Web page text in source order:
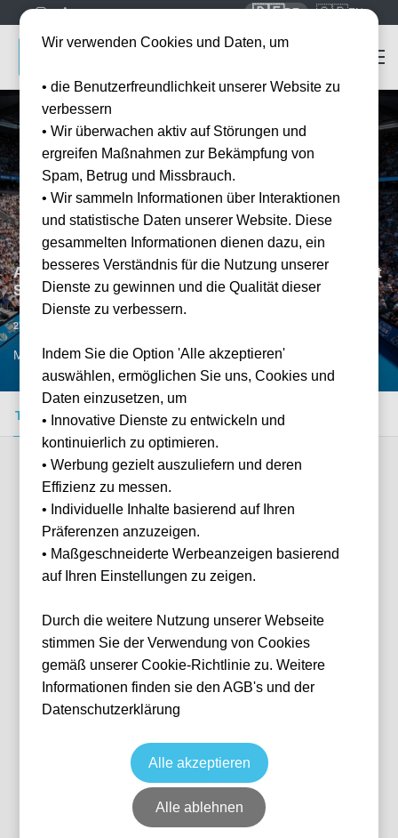
🇩🇪DE 🇬🇧EN
Australian Open: Quarter Finals - 27 January - Night
Session
27.01.2027
MEL, AUS
Tickets kaufen Event-Info FAQ
Verfügbare Kategorien (8)
Upper Sideline
17:00
10 verfügbar
AUS Melbourne Park
Ticket(s) + Hotel
650,00
Wir verwenden Cookies und Daten, um
• die Benutzerfreundlichkeit unserer Website zu
verbessern
• Wir überwachen aktiv auf Störungen und
ergreifen Maßnahmen zur Bekämpfung von
Spam, Betrug und Missbrauch.
• Wir sammeln Informationen über Interaktionen
und statistische Daten unserer Website. Diese
gesammelten Informationen dienen dazu, ein
besseres Verständnis für die Nutzung unserer
Dienste zu gewinnen und die Qualität dieser
Dienste zu verbessern.
Indem Sie die Option 'Alle akzeptieren'
auswählen, ermöglichen Sie uns, Cookies und
Daten einzusetzen, um
• Innovative Dienste zu entwickeln und
kontinuierlich zu optimieren.
• Werbung gezielt auszuliefern und deren
Effizienz zu messen.
• Individuelle Inhalte basierend auf Ihren
Präferenzen anzuzeigen.
• Maßgeschneiderte Werbeanzeigen basierend
auf Ihren Einstellungen zu zeigen.
Durch die weitere Nutzung unserer Webseite
stimmen Sie der Verwendung von Cookies
gemäß unserer Cookie-Richtlinie zu. Weitere
Informationen finden sie den AGB's und der
Datenschutzerklärung
Alle akzeptieren
Alle ablehnen